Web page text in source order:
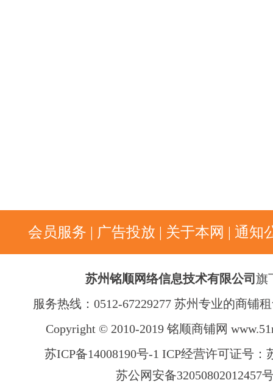
会员服务 | 广告投放 | 关于本网 | 通知
苏州铭顺网络信息技术有限公司 旗
服务热线：0512-67229277 苏州专业的商铺
Copyright © 2010-2019 铭顺商铺网
苏ICP备14008190号-1 ICP经营许可证号：
苏公网安备32050802012457